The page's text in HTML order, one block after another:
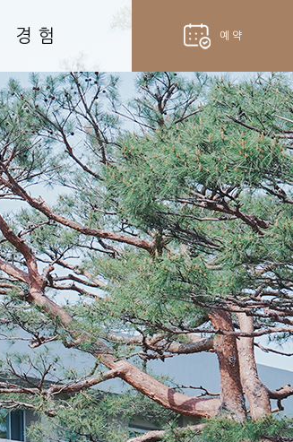
경 험 예 약
hotel 객실 예약
fork_spoon 벨라셰나 예약